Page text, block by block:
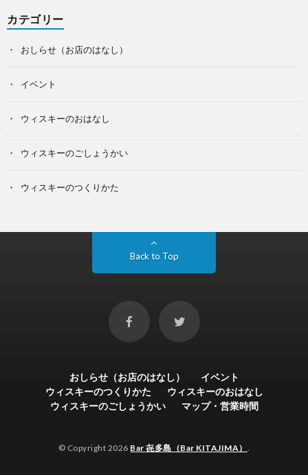
カテゴリー
おしらせ（お店のはなし）
イベント
ウィスキーのおはなし
ウィスキーのごしょうかい
ウィスキーのつくりかた
Back to Top
おしらせ（お店のはなし）
イベント
ウィスキーのつくりかた
ウィスキーのおはなし
ウィスキーのごしょうかい
マップ・営業時間
© Copyright 2026 Bar 㐂多島（Bar KITAJIMA）